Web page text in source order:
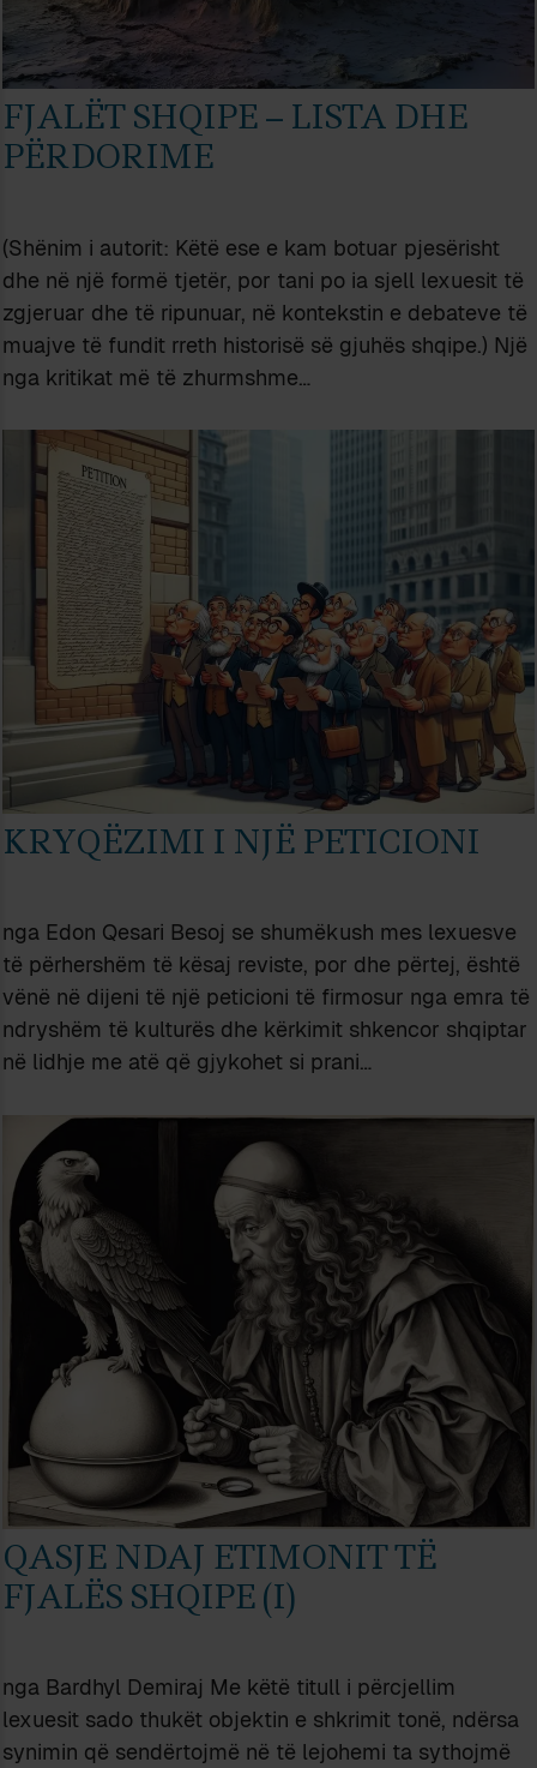
FJALËT SHQIPE – LISTA DHE
PËRDORIME
(Shënim i autorit: Këtë ese e kam botuar pjesërisht
dhe në një formë tjetër, por tani po ia sjell lexuesit të
zgjeruar dhe të ripunuar, në kontekstin e debateve të
muajve të fundit rreth historisë së gjuhës shqipe.) Një
nga kritikat më të zhurmshme…
KRYQËZIMI I NJË PETICIONI
nga Edon Qesari Besoj se shumëkush mes lexuesve
të përhershëm të kësaj reviste, por dhe përtej, është
vënë në dijeni të një peticioni të firmosur nga emra të
ndryshëm të kulturës dhe kërkimit shkencor shqiptar
në lidhje me atë që gjykohet si prani…
QASJE NDAJ ETIMONIT TË
FJALËS SHQIPE (I)
nga Bardhyl Demiraj Me këtë titull i përcjellim
lexuesit sado thukët objektin e shkrimit tonë, ndërsa
synimin që sendërtojmë në të lejohemi ta sythojmë